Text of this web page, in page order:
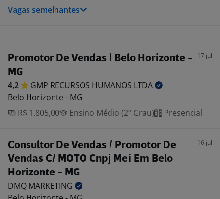
Vagas semelhantes
Promotor De Vendas | Belo Horizonte -
MG
17 jul
4,2 GMP RECURSOS HUMANOS LTDA
Belo Horizonte - MG
R$ 1.805,00
Ensino Médio (2º Grau) Presencial
Consultor De Vendas / Promotor De
Vendas C/ MOTO Cnpj Mei Em Belo
Horizonte - MG
16 jul
DMQ MARKETING